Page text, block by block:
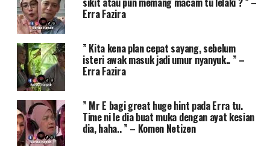
Erra Fazira
” Kita kena plan cepat sayang, sebelum
isteri awak masuk jadi umur nyanyuk.. ” –
Erra Fazira
” Mr E bagi great huge hint pada Erra tu.
Time ni le dia buat muka dengan ayat kesian
dia, haha.. ” – Komen Netizen